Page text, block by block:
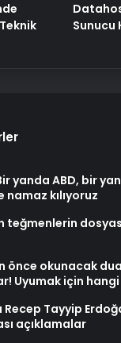
Sunucu
yanda ABD, bir
namaz kılıyoruz
teğmenlerin
önce okunacak
Uyumak için
Recep Tayyip
açıklamalar